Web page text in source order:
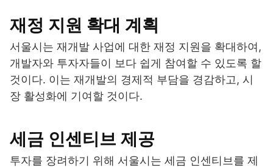
재정 지원 확대 계획
서울시는 재개발 사업에 대한 재정 지원을 확대하여,
개발자와 투자자들이 보다 쉽게 참여할 수 있도록 할
것이다. 이는 재개발의 경제적 부담을 경감하고, 시
장 활성화에 기여할 것이다.
세금 인센티브 제공
투자를 장려하기 위해 서울시는 세금 인센티브를 제